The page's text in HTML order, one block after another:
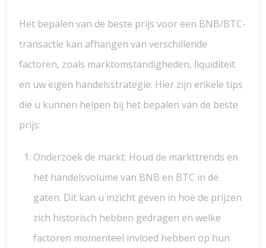
Het bepalen van de beste prijs voor een BNB/BTC-
transactie kan afhangen van verschillende
factoren, zoals marktomstandigheden, liquiditeit
en uw eigen handelsstrategie. Hier zijn enkele tips
die u kunnen helpen bij het bepalen van de beste
prijs:
Onderzoek de markt: Houd de markttrends en
het handelsvolume van BNB en BTC in de
gaten. Dit kan u inzicht geven in hoe de prijzen
zich historisch hebben gedragen en welke
factoren momenteel invloed hebben op hun